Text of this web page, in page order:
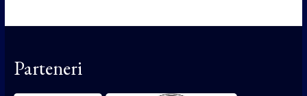
Parteneri